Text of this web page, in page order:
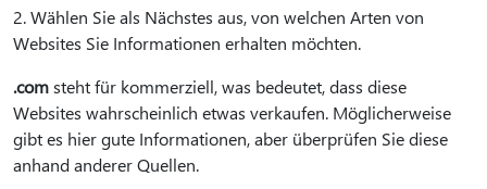
2. Wählen Sie als Nächstes aus, von welchen Arten von
Websites Sie Informationen erhalten möchten.
.comsteht für kommerziell, was bedeutet, dass diese
Websites wahrscheinlich etwas verkaufen. Möglicherweise
gibt es hier gute Informationen, aber überprüfen Sie diese
anhand anderer Quellen.